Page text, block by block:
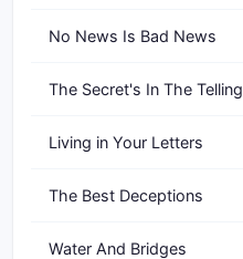
No News Is Bad News
The Secret's In The Telling
Living in Your Letters
The Best Deceptions
Water And Bridges